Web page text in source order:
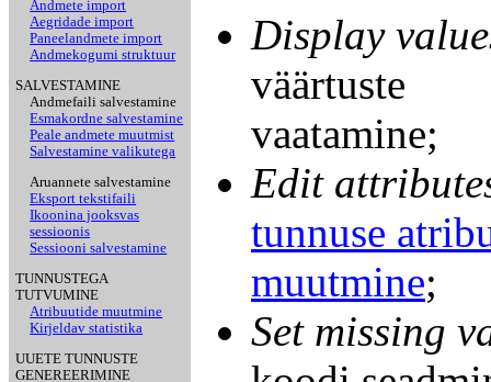
Andmete import
Aegridade import
Paneelandmete import
Andmekogumi struktuur
SALVESTAMINE
Andmefaili salvestamine
Esmakordne salvestamine
Peale andmete muutmist
Salvestamine valikutega
Aruannete salvestamine
Eksport tekstifaili
Ikoonina jooksvas
sessioonis
Sessiooni salvestamine
TUNNUSTEGA
TUTVUMINE
Atribuutide muutmine
Kirjeldav statistika
UUETE TUNNUSTE
GENEREERIMINE
Display
väärtuste
vaatamine;
Edit
tunnuse
muutmine;
Set missing